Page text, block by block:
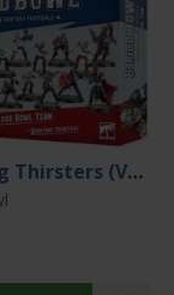
Drakfang Thirsters (Vampire Team)